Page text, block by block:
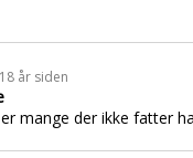
år siden
mange der ikke fatter